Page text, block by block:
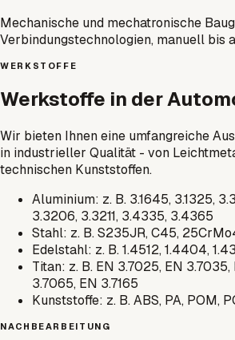
Mechanische und mechatronische
Verbindungstechnologien, manuell bis
WERKSTOFFE
Werkstoffe in der
Wir bieten Ihnen eine umfangreiche
in industrieller Qualität - von
technischen Kunststoffen.
Aluminium: z. B. 3.1645, 3.1325,
3.3206, 3.3211, 3.4335, 3.4365
Stahl: z. B.S235JR,C45,
Edelstahl: z. B. 1.4512,1.4404,
Titan: z. B. EN 3.7025, EN 3.7035,
3.7065, EN 3.7165
Kunststoffe: z. B.ABS, PA, POM,
NACHBEARBEITUNG